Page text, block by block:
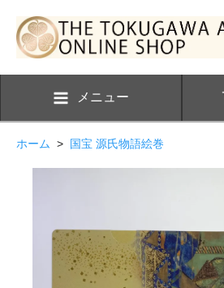
メニュー
ホーム > 国宝 源氏物語絵巻